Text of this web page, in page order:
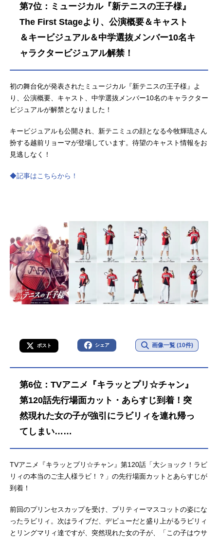
第7位：ミュージカル『新テニスの王子様』
The First Stageより、公演概要＆キャスト
＆キービジュアル＆中学選抜メンバー10名キ
ャラクタービジュアル解禁！
初の舞台化が発表されたミュージカル『新テニスの王子様』よ
り、公演概要、キャスト、中学選抜メンバー10名のキャラクター
ビジュアルが解禁となりました！
キービジュアルも公開され、新テニミュの顔となる今牧輝琉さん
扮する越前リョーマが登場しています。待望のキャスト情報をお
見逃しなく！
◆記事はこちらから！
ポスト シェア 画像一覧 (10件)
第6位：TVアニメ『キラッとプリ☆チャン』
第120話先行場面カット・あらすじ到着！突
然現れた女の子が強引にラビリィを連れ帰っ
てしまい……
TVアニメ『キラッとプリ☆チャン』第120話「大ショック！ラビ
リィの本当のご主人様ラビ！？」の先行場面カットとあらすじが
到着！
前回のプリンセスカップを受け、プリティーマスコットの姿にな
ったラビリィ。次はライブだ、デビューだと盛り上がるラビリィ
とリングマリィ達ですが、突然現れた女の子が、「この子はウサ